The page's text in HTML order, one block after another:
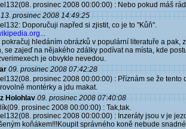
prosinec 2008 00:00:00) : Nebo pokud máš
13. prosinec 2008 14:49:25
Doporučuji napřed si zjistit, co je to "Kůň".
pokračuj hledáním obrázků v populární literatuře a pak,
se zajeď na nějakého zdálky podívat na místa, kde
je obvykle nevedou.
09. prosinec 2008 07:42:28
prosinec 2008 00:00:00) : Příznám se že
montérky a jdu makat.
Holohlav 09. prosinec 2008 07:40:08
prosinec 2008 00:00:00) : Tak,tak.
prosinec 2008 00:00:00) : Inzeráty jsou v je
koňákem!!!Koupit správného koně nebude